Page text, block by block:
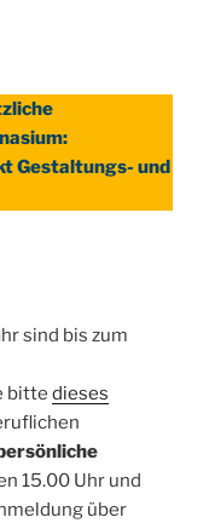
Gestaltungs- und
sind bis zum
bitte dieses
15.00 Uhr und
über